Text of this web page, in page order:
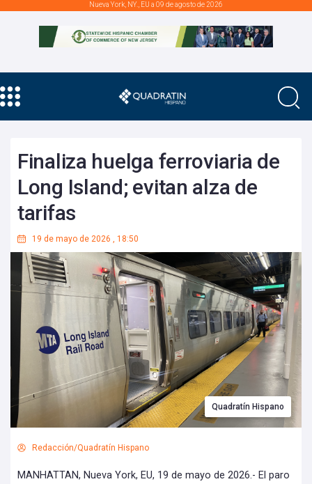
Nueva York, NY., EU a 09 de agosto de 2026
Finaliza huelga ferroviaria de
Long Island; evitan alza de
tarifas
19 de mayo de 2026 , 18:50
Quadratín Hispano
Redacción/Quadratín Hispano
MANHATTAN, Nueva York, EU, 19 de mayo de 2026.- El paro